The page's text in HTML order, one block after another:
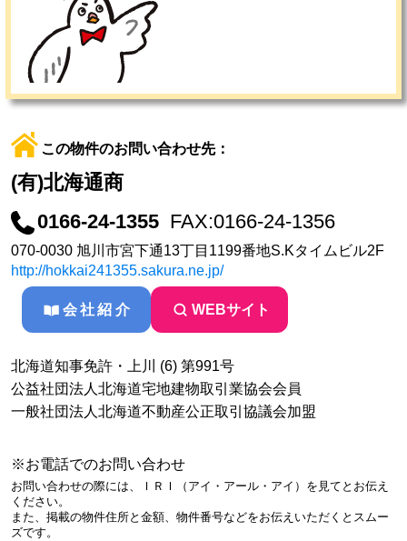
この物件のお問い合わせ先：
(有)北海通商
0166-24-1355 FAX:0166-24-1356
070-0030 旭川市宮下通13丁目1199番地S.Kタイムビル2F
http://hokkai241355.sakura.ne.jp/
会社紹介 WEBサイト
北海道知事免許・上川 (6) 第991号
公益社団法人北海道宅地建物取引業協会会員
一般社団法人北海道不動産公正取引協議会加盟
※お電話でのお問い合わせ
お問い合わせの際には、ＩＲＩ（アイ・アール・アイ）を見てとお伝え
ください。
また、掲載の物件住所と金額、物件番号などをお伝えいただくとスムー
ズです。